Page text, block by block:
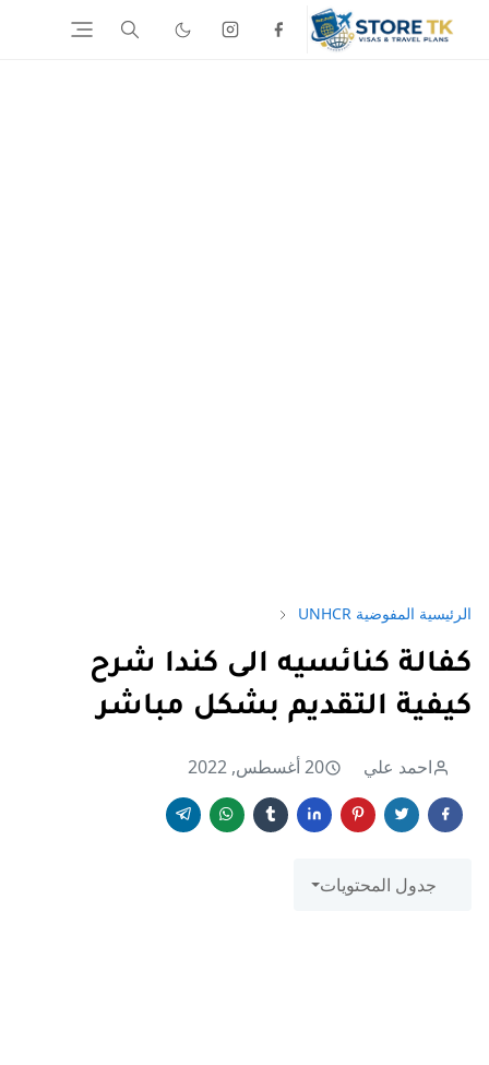
الرئيسية المفوضية UNHCR
كفالة كنائسيه الى كندا شرح
كيفية التقديم بشكل مباشر
احمد علي 20 أغسطس, 2022
جدول المحتويات